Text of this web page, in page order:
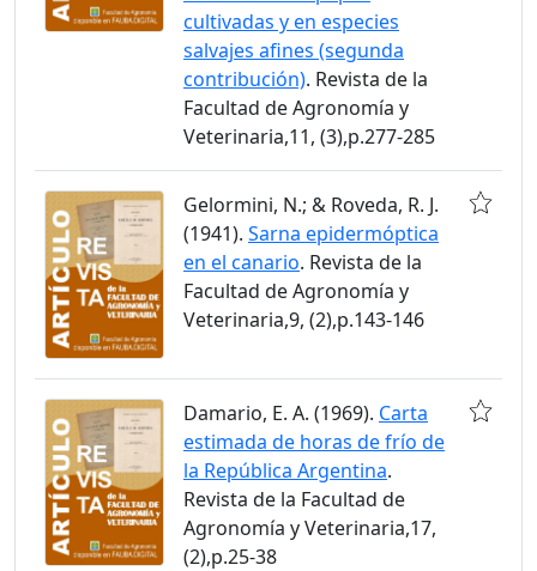
cultivadas y en especies
salvajes afines (segunda
contribución). Revista de la
Facultad de Agronomía y
Veterinaria,11, (3),p.277-285
Gelormini, N.; & Roveda, R. J.
(1941). Sarna epidermóptica
en el canario. Revista de la
Facultad de Agronomía y
Veterinaria,9, (2),p.143-146
Damario, E. A. (1969). Carta
estimada de horas de frío de
la República Argentina.
Revista de la Facultad de
Agronomía y Veterinaria,17,
(2),p.25-38